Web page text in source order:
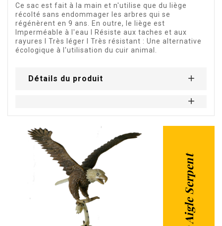
Ce sac est fait à la main et n'utilise que du liège
récolté sans endommager les arbres qui se
régénèrent en 9 ans. En outre, le liège est
Imperméable à l'eau I Résiste aux taches et aux
rayures I Très léger I Très résistant : Une alternative
écologique à l'utilisation du cuir animal.
Détails du produit